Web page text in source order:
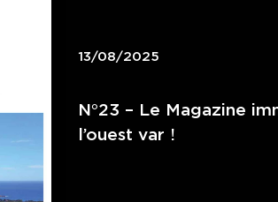
13/08/2025
N°23 – Le Magazine
l’ouest var !